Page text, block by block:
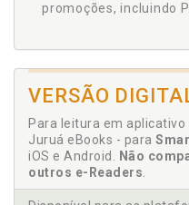
promoções, incluindo
VERSÃO
Para leitura em
Juruá eBooks - para
iOS e Android.
Não
outros e-Readers